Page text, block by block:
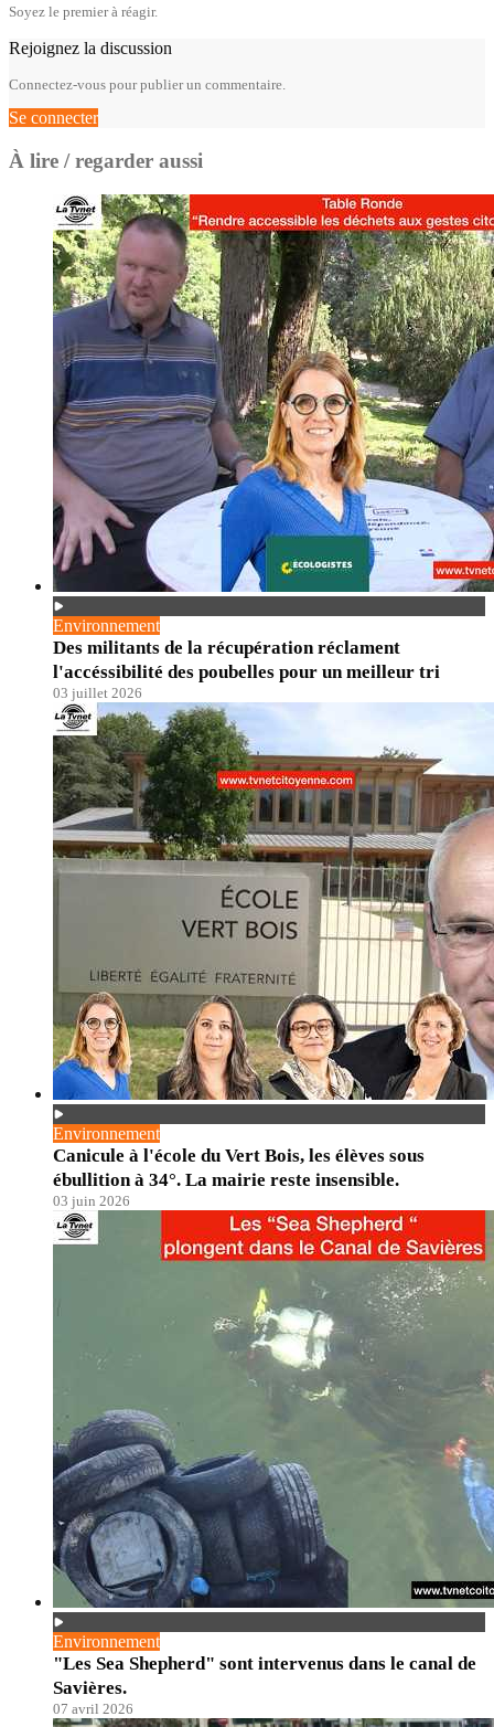
Soyez le premier à réagir.
Rejoignez la discussion
Connectez-vous pour publier un commentaire.
Se connecter
À lire / regarder aussi
Environnement
Des militants de la récupération réclament
l'accéssibilité des poubelles pour un meilleur tri
03 juillet 2026
Environnement
Canicule à l'école du Vert Bois, les élèves sous
ébullition à 34°. La mairie reste insensible.
03 juin 2026
Environnement
"Les Sea Shepherd" sont intervenus dans le canal de
Savières.
07 avril 2026